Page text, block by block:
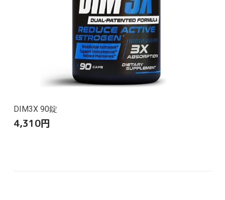
DIM3X 90錠
4,310円